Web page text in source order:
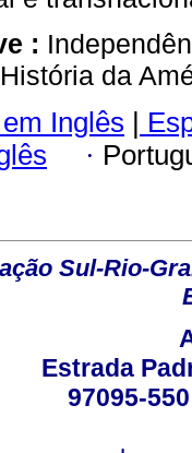
:
da
Inglês |
·
Sul-Rio-
Estrada
97095-